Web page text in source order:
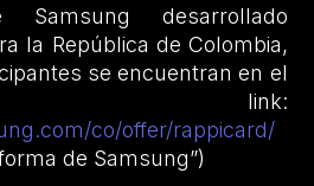
desarrollado
la República de Colombia,
se encuentran en el
link:
co/offer/rappicard/
de Samsung”)